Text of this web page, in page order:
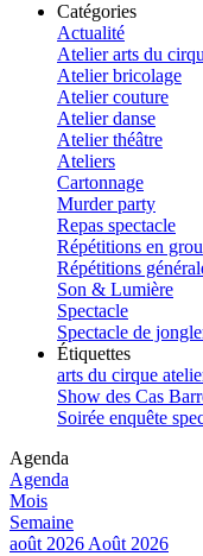
Catégories
Actualité
Atelier arts du
Atelier bricolage
Atelier couture
Atelier danse
Atelier théâtre
Ateliers
Cartonnage
Murder party
Repas spectacle
Répétitions en
Répétitions
Son & Lumière
Spectacle
Spectacle de
Étiquettes
arts du cirque
Show des Cas
Soirée enquête
Agenda
Agenda
Mois
Semaine
août 2026 Août 2026